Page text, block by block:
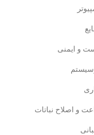
و ایمنی
و اصلاح نباتات